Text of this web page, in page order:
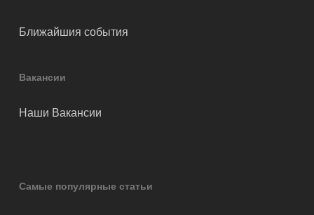
Ближайшия события
Вакансии
Наши Вакансии
Самые популярные статьи